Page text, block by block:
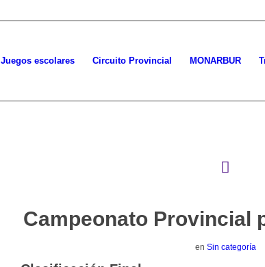
Juegos escolares Circuito Provincial MONARBUR
Campeonato Provincial
en Sin categoría